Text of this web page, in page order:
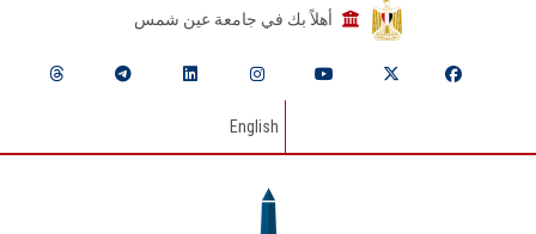
أهلاً بك في جامعة عين شمس
English